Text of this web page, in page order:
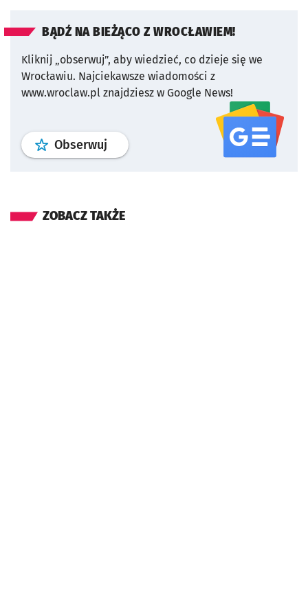
BĄDŹ NA BIEŻĄCO Z WROCŁAWIEM!
Kliknij „obserwuj”, aby wiedzieć, co dzieje się we
Wrocławiu. Najciekawsze wiadomości z
www.wroclaw.pl znajdziesz w Google News!
Obserwuj profil serwisu
ZOBACZ TAKŻE